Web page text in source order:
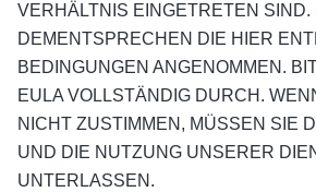
VERHÄLTNIS EINGETRETEN SIND.
DEMENTSPRECHEN DIE HIER
BEDINGUNGEN ANGENOMMEN.
EULA VOLLSTÄNDIG DURCH.
NICHT ZUSTIMMEN, MÜSSEN SIE
UND DIE NUTZUNG UNSERER
UNTERLASSEN.